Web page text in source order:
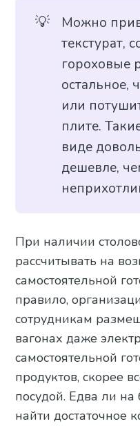
💡
Можно
текстурат,
гороховые
остальное,
или
плите.
виде
дешевле,
При наличии
рассчитывать на
самостоятельной
правило,
сотрудникам
вагонах даже
самостоятельной
продуктов, скорее
посудой. Едва ли на
найти достаточное